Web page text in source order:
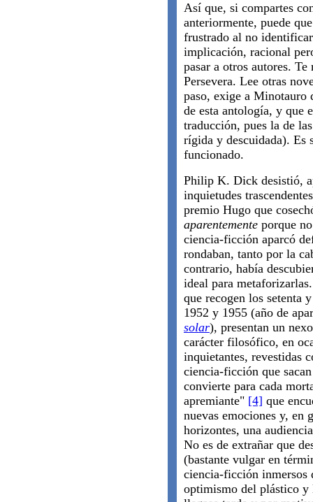
Así que, si compartes
anteriormente, puede
frustrado al no
implicación, racional
pasar a otros autores.
Persevera. Lee otras
paso, exige a
de esta antología, y que
traducción, pues la de
rígida y descuidada). Es
funcionado.
Philip K. Dick desistió,
inquietudes
premio Hugo que
aparentemente porque
ciencia-ficción aparcó
rondaban, tanto por la
contrario, había
ideal para
que recogen los setenta
1952 y 1955 (año de
solar), presentan un
carácter filosófico, en
inquietantes, revestidas
ciencia-ficción que
convierte para cada
apremiante" [4] que
nuevas emociones y, en
horizontes, una
No es de extrañar que
(bastante vulgar en
ciencia-ficción inmersos
optimismo del plástico y